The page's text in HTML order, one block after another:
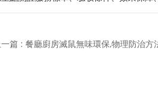
篇 : 餐廳廚房滅鼠無味環保,物理防治方